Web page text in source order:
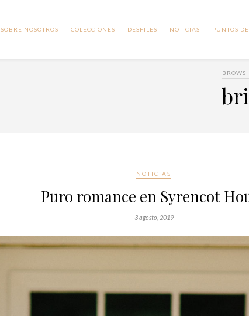
SOBRE NOSOTROS COLECCIONES DESFILES NOTICIAS PUNTOS
NOTICIAS
Puro romance en Syrencot
3 agosto, 2019